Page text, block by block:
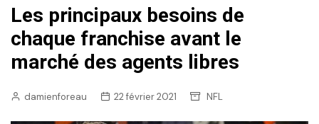
Les principaux besoins de
chaque franchise avant le
marché des agents libres
damienforeau 22 février 2021 NFL